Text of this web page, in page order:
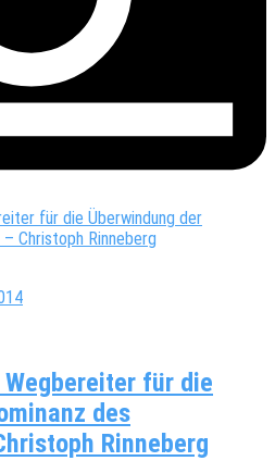
für die
des
Rinneberg